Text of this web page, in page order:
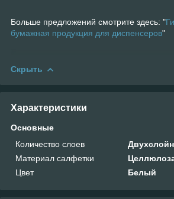
Больше предложений смотрите здесь: "
бумажная продукция для диспенсеров"
Скрыть
Характеристики
Основные
Количество слоев
Материал салфетки
Цвет
Белый